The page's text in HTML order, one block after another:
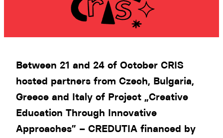
Between 21 and 24 of October CRIS
hosted partners from Czech, Bulgaria,
Greece and Italy of Project „Creative
Education Through Innovative
Approaches” – CREDUTIA financed by